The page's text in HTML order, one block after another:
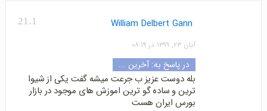
21.1 William Delbert Gann
آبان ۲۳, ۱۳۹۹ در ۰۸:۱۹
در پاسخ به:آخرین ...
بله دوست عزیز ب جرعت میشه گفت یکی از شیوا
ترین و ساده گو ترین اموزش های موجود در بازار
بورس ایران هست